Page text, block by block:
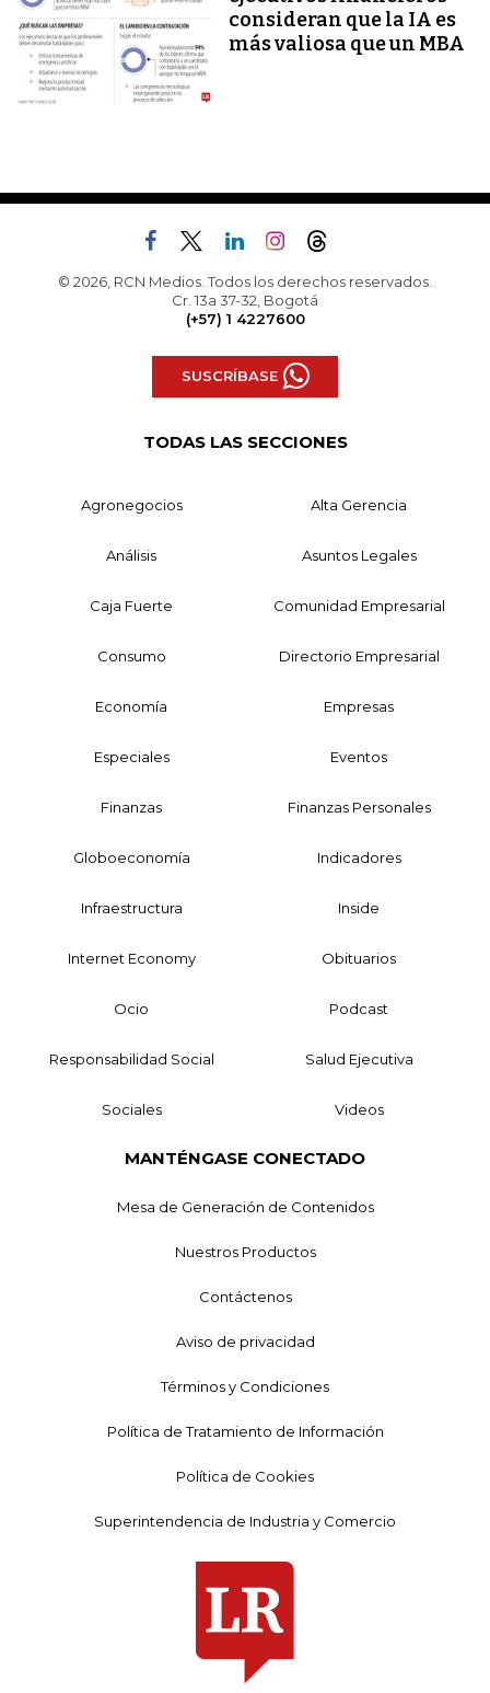
consideran que la IA es
más valiosa que un MBA
© 2026, RCN Medios. Todos los derechos reservados.
Cr. 13a 37-32, Bogotá
(+57) 1 4227600
SUSCRÍBASE
TODAS LAS SECCIONES
Agronegocios Alta Gerencia
Análisis Asuntos Legales
Caja Fuerte Comunidad Empresarial
Consumo Directorio Empresarial
Economía Empresas
Especiales Eventos
Finanzas Finanzas Personales
Globoeconomía Indicadores
Infraestructura Inside
Internet Economy Obituarios
Ocio Podcast
Responsabilidad Social Salud Ejecutiva
Sociales Videos
MANTÉNGASE CONECTADO
Mesa de Generación de Contenidos
Nuestros Productos
Contáctenos
Aviso de privacidad
Términos y Condiciones
Política de Tratamiento de Información
Política de Cookies
Superintendencia de Industria y Comercio